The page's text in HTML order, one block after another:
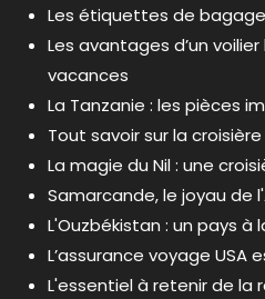
Les étiquettes de
Les avantages d’un
vacances
La Tanzanie : les pièces
Tout savoir sur la
La magie du Nil : une
Samarcande, le joyau de
L'Ouzbékistan : un pays à
L’assurance voyage USA
L'essentiel à retenir de la